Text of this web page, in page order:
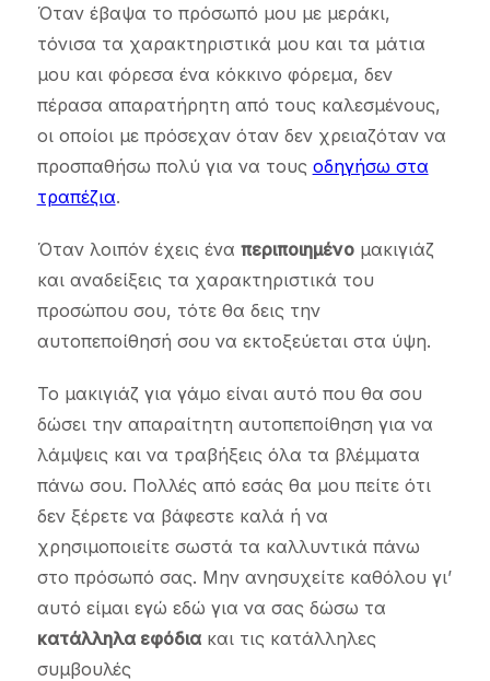
Όταν έβαψα το πρόσωπό μου με μεράκι,
τόνισα τα χαρακτηριστικά μου και τα μάτια
μου και φόρεσα ένα κόκκινο φόρεμα, δεν
πέρασα απαρατήρητη από τους καλεσμένους,
οι οποίοι με πρόσεχαν όταν δεν χρειαζόταν να
προσπαθήσω πολύ για να τους οδηγήσω στα
τραπέζια.
Όταν λοιπόν έχεις ένα περιποιημένομακιγιάζ
και αναδείξεις τα χαρακτηριστικά του
προσώπου σου, τότε θα δεις την
αυτοπεποίθησή σου να εκτοξεύεται στα ύψη.
Το μακιγιάζ για γάμο είναι αυτό που θα σου
δώσει την απαραίτητη αυτοπεποίθηση για να
λάμψεις και να τραβήξεις όλα τα βλέμματα
πάνω σου. Πολλές από εσάς θα μου πείτε ότι
δεν ξέρετε να βάφεστε καλά ή να
χρησιμοποιείτε σωστά τα καλλυντικά πάνω
στο πρόσωπό σας. Μην ανησυχείτε καθόλου γι’
αυτό είμαι εγώ εδώ για να σας δώσω τα
κατάλληλα εφόδιακαι τις κατάλληλες
συμβουλές